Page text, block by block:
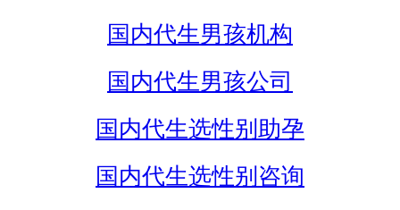
国内代生男孩机构
国内代生男孩公司
国内代生选性别助孕
国内代生选性别咨询